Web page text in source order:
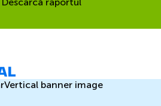
acestora prin
la primire. PENTRU DETALII 📞
Media: - Facebook Messenger
Descarcă raportul